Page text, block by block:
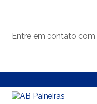
Entre em contato com